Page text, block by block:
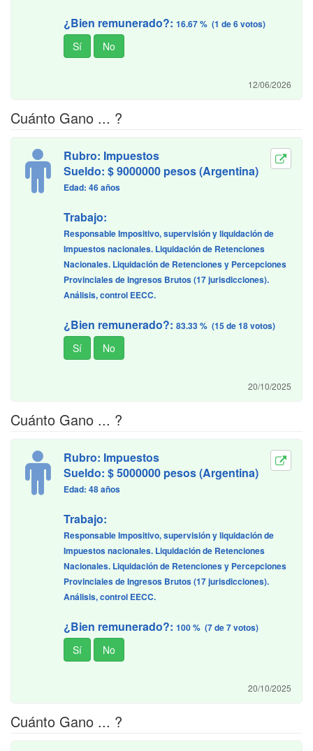
¿Bien remunerado?: 16.67 % (1 de 6 votos)
12/06/2026
Cuánto Gano ... ?
Rubro: Impuestos
Sueldo: $ 9000000 pesos (Argentina)
Edad: 46 años
Trabajo:
Responsable Impositivo, supervisión y liquidación de
Impuestos nacionales. Liquidación de Retenciones
Nacionales. Liquidación de Retenciones y Percepciones
Provinciales de Ingresos Brutos (17 jurisdicciones).
Análisis, control EECC.
¿Bien remunerado?: 83.33 % (15 de 18 votos)
20/10/2025
Cuánto Gano ... ?
Rubro: Impuestos
Sueldo: $ 5000000 pesos (Argentina)
Edad: 48 años
Trabajo:
Responsable Impositivo, supervisión y liquidación de
Impuestos nacionales. Liquidación de Retenciones
Nacionales. Liquidación de Retenciones y Percepciones
Provinciales de Ingresos Brutos (17 jurisdicciones).
Análisis, control EECC.
¿Bien remunerado?: 100 % (7 de 7 votos)
20/10/2025
Cuánto Gano ... ?